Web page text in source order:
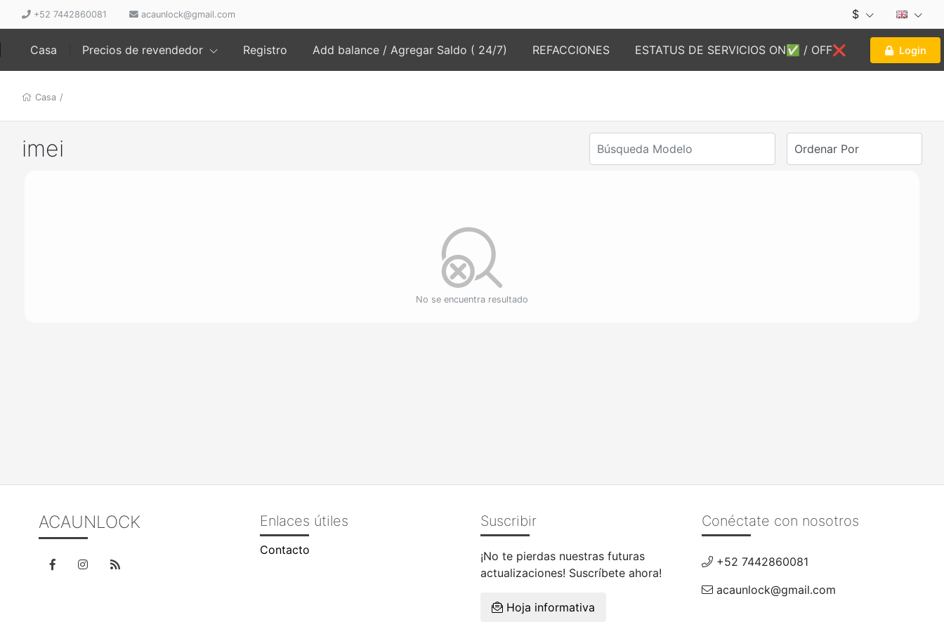
+52 7442860081 acaunlock@gmail.com $
Casa Precios de revendedor Registro Add balance / Agregar Saldo ( 24/7) REFACCIONES ESTATUS DE SERVICIOS ON✅ / OFF❌ Login
Casa /
imei
No se encuentra resultado
ACAUNLOCK Enlaces útiles
Contacto
Suscribir
¡No te pierdas nuestras futuras
actualizaciones! Suscríbete ahora!
Hoja informativa
Conéctate con nosotros
+52 7442860081
acaunlock@gmail.com